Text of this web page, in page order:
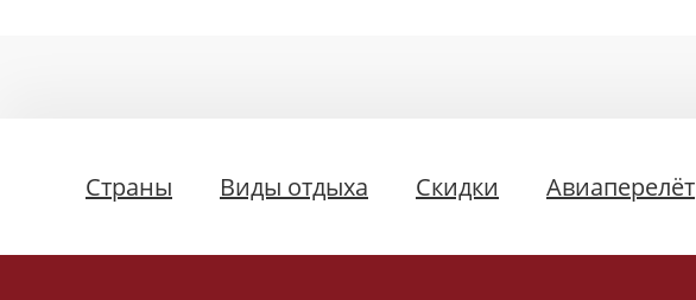
Страны Виды отдыха Скидки Авиаперелёт